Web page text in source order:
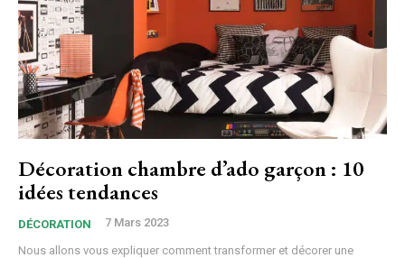
Décoration chambre d’ado garçon : 10
idées tendances
DÉCORATION 7 Mars 2023
Nous allons vous expliquer comment transformer et décorer une